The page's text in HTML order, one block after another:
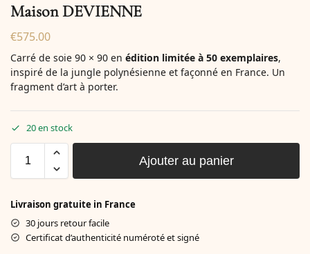
Maison DEVIENNE
€575.00
Carré de soie 90 × 90 en édition limitée à 50 exemplaires,
inspiré de la jungle polynésienne et façonné en France. Un
fragment d’art à porter.
20 en stock
Ajouter au panier
Livraison gratuite in France
30 jours retour facile
Certificat d’authenticité numéroté et signé